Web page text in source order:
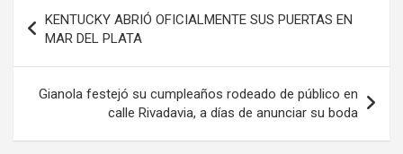
o
k
o
n
tir
de
entradas
KENTUCKY ABRIÓ OFICIALMENTE SUS PUERTAS EN
MAR DEL PLATA
Gianola festejó su cumpleaños rodeado de público en
calle Rivadavia, a días de anunciar su boda